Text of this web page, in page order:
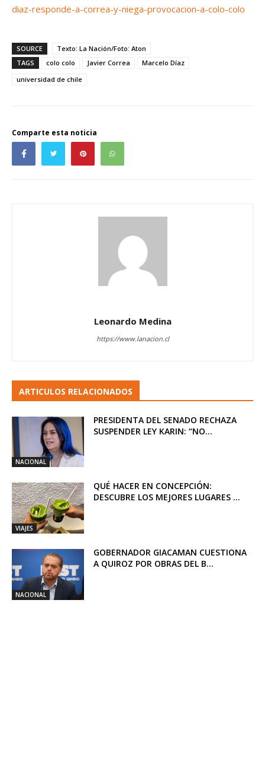
diaz-responde-a-correa-y-niega-provocacion-a-colo-colo
SOURCE
Texto: La Nación/Foto: Aton
TAGS
colo colo Javier Correa
Marcelo Díaz
universidad de chile
Comparte esta noticia
Leonardo Medina
https://www.lanacion.cl
ARTICULOS RELACIONADOS
NACIONAL
PRESIDENTA DEL SENADO RECHAZA
SUSPENDER LEY KARIN: “NO...
VIAJES
QUÉ HACER EN CONCEPCIÓN:
DESCUBRE LOS MEJORES LUGARES ...
NACIONAL
GOBERNADOR GIACAMAN CUESTIONA
A QUIROZ POR OBRAS DEL B...